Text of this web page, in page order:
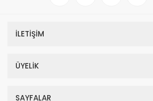
İLETİŞİM
ÜYELİK
SAYFALAR